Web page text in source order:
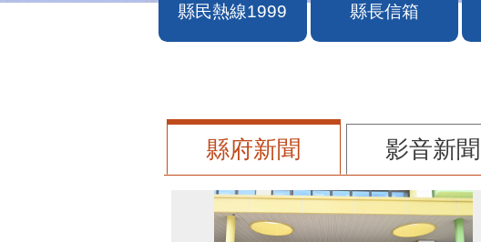
縣民熱線1999 縣長信箱
縣府新聞 影音新聞